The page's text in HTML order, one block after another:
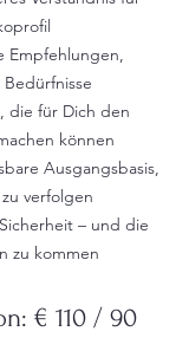
Empfehlungen,
die für Dich den
können
Ausgangsbasis,
verfolgen
– und die
zu kommen
€ 110 / 90